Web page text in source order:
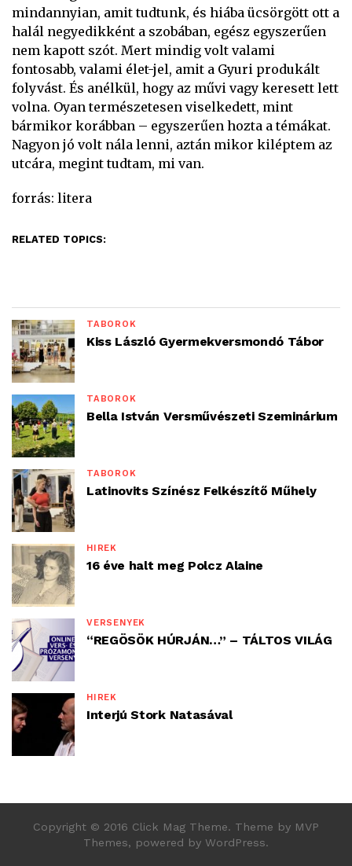
mindannyian, amit tudtunk, és hiába ücsörgött ott a
halál negyedikként a szobában, egész egyszerűen
nem kapott szót. Mert mindig volt valami
fontosabb, valami élet-jel, amit a Gyuri produkált
folyvást. És anélkül, hogy az művi vagy keresett lett
volna. Oyan természetesen viselkedett, mint
bármikor korábban – egyszerűen hozta a témákat.
Nagyon jó volt nála lenni, aztán mikor kiléptem az
utcára, megint tudtam, mi van.
forrás: litera
RELATED TOPICS:
TÁBOROK
Kiss László Gyermekversmondó Tábor
TÁBOROK
Bella István Versművészeti Szeminárium
TÁBOROK
Latinovits Színész Felkészítő Műhely
HÍREK
16 éve halt meg Polcz Alaine
VERSENYEK
“REGÖSÖK HÚRJÁN…” – TÁLTOS VILÁG
HÍREK
Interjú Stork Natasával
Copyright © 2016 Click Mag Theme. Theme by MVP
Themes, powered by WordPress.